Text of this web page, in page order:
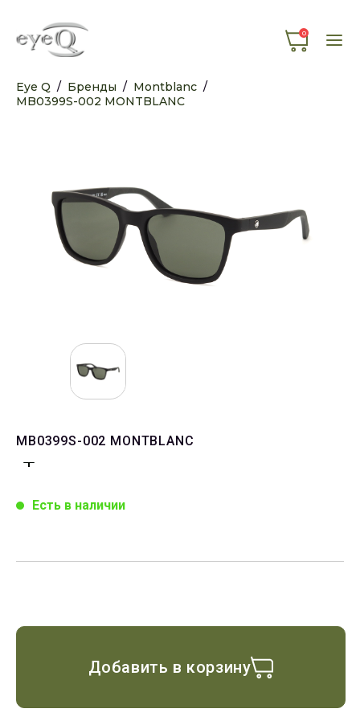
0
Eye Q / Бренды / Montblanc /
MB0399S-002 MONTBLANC
MB0399S-002 MONTBLANC
Есть в наличии
Добавить в корзину